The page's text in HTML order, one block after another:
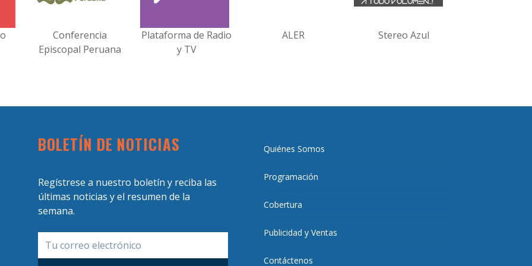
Conferencia
Episcopal Peruana
Plataforma de Radio
y TV
ALER Stereo Azul
BOLETÍN DE NOTICIAS
Regístrese a nuestro boletín y reciba las
últimas noticias y el resumen de la
semana.
Quiénes Somos
Programación
Cobertura
Publicidad y Ventas
Contáctenos